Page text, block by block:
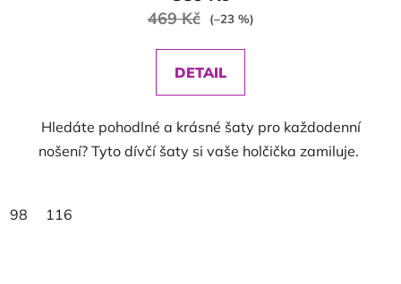
469 Kč (–23 %)
DETAIL
Hledáte pohodlné a krásné šaty pro každodenní
nošení? Tyto dívčí šaty si vaše holčička zamiluje.
98 116